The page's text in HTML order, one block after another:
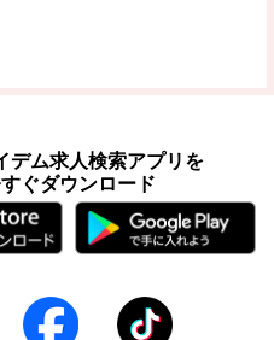
デム求人検索アプリを
ぐダウンロード